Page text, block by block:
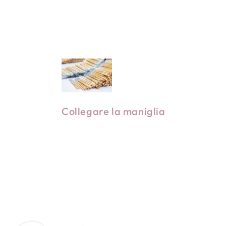
premere e mantenere la spazzola
in posizione per evitare che si
Collegare la maniglia